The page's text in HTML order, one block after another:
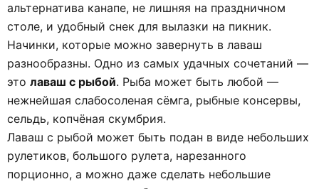
альтернатива канапе, не лишняя на праздничном
столе, и удобный снек для вылазки на пикник.
Начинки, которые можно завернуть в лаваш
разнообразны. Одно из самых удачных сочетаний —
это лаваш с рыбой. Рыба может быть любой —
нежнейшая слабосоленая сёмга, рыбные консервы,
сельдь, копчёная скумбрия.
Лаваш с рыбой может быть подан в виде небольших
рулетиков, большого рулета, нарезанного
порционно, а можно даже сделать небольшие